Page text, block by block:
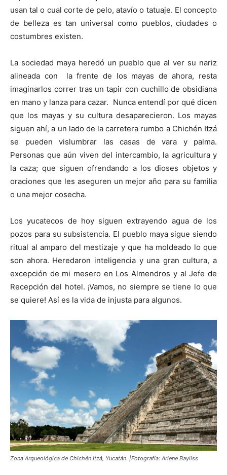
usan tal o cual corte de pelo, atavío o tatuaje. El concepto
de belleza es tan universal como pueblos, ciudades o
costumbres existen.
La sociedad maya heredó un pueblo que al ver su nariz
alineada con la frente de los mayas de ahora, resta
imaginarlos correr tras un tapir con cuchillo de obsidiana
en mano y lanza para cazar. Nunca entendí por qué dicen
que los mayas y su cultura desaparecieron. Los mayas
siguen ahí, a un lado de la carretera rumbo a Chichén Itzá
se pueden vislumbrar las casas de vara y palma.
Personas que aún viven del intercambio, la agricultura y
la caza; que siguen ofrendando a los dioses objetos y
oraciones que les aseguren un mejor año para su familia
o una mejor cosecha.
Los yucatecos de hoy siguen extrayendo agua de los
pozos para su subsistencia. El pueblo maya sigue siendo
ritual al amparo del mestizaje y que ha moldeado lo que
son ahora. Heredaron inteligencia y una gran cultura, a
excepción de mi mesero en Los Almendros y al Jefe de
Recepción del hotel. ¡Vamos, no siempre se tiene lo que
se quiere! Así es la vida de injusta para algunos.
Zona Arqueológica de Chichén Itzá, Yucatán. |Fotografía: Arlene Bayliss